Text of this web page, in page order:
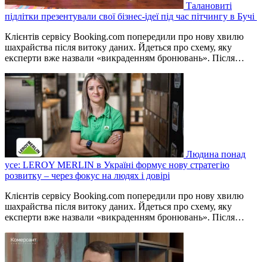
Талановиті
підлітки презентували свої бізнес-ідеї під час пітчингу в Бучі
Клієнтів сервісу Booking.com попередили про нову хвилю
шахрайства після витоку даних. Йдеться про схему, яку
експерти вже назвали «викраденням бронювань». Після…
Людина понад
усе: LEROY MERLIN в Україні формує нову стратегію
розвитку – через фокус на людях і довірі
Клієнтів сервісу Booking.com попередили про нову хвилю
шахрайства після витоку даних. Йдеться про схему, яку
експерти вже назвали «викраденням бронювань». Після…